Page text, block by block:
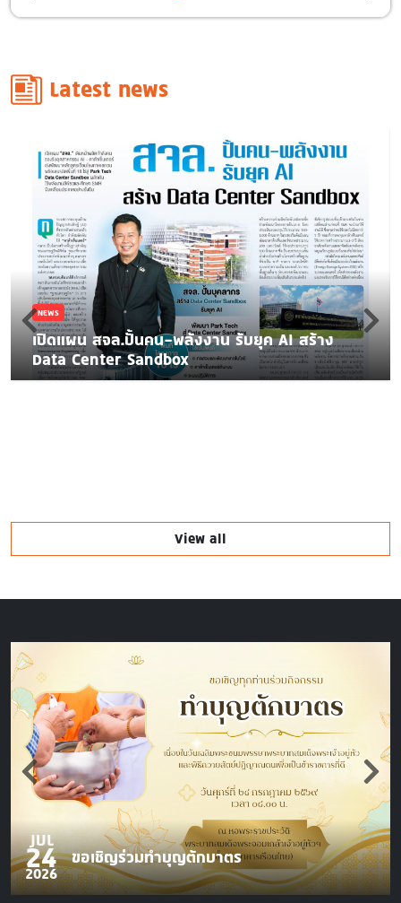
Latest news
NEWS
เปิดแผน สจล.ปั้นคน-พลังงาน รับยุค AI สร้าง
Data Center Sandbox
View all
JUL
24
2026
ขอเชิญร่วมทำบุญตักบาตร